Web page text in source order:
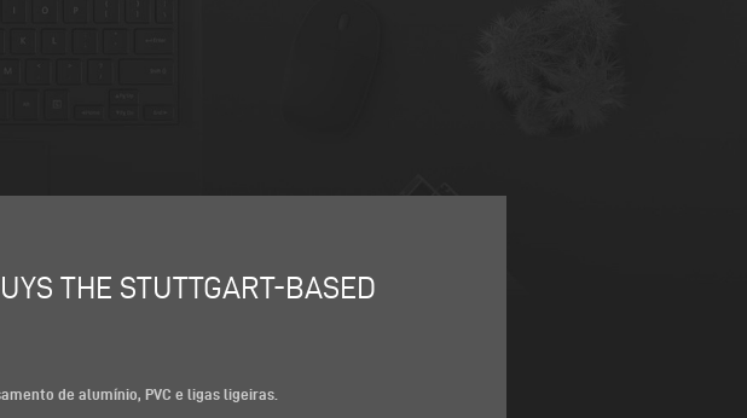
THE STUTTGART-BASED
de alumínio, PVC e ligas ligeiras.